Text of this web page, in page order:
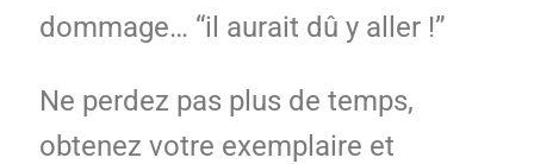
dommage… “il aurait dû y aller !”
Ne perdez pas plus de temps,
obtenez votre exemplaire et